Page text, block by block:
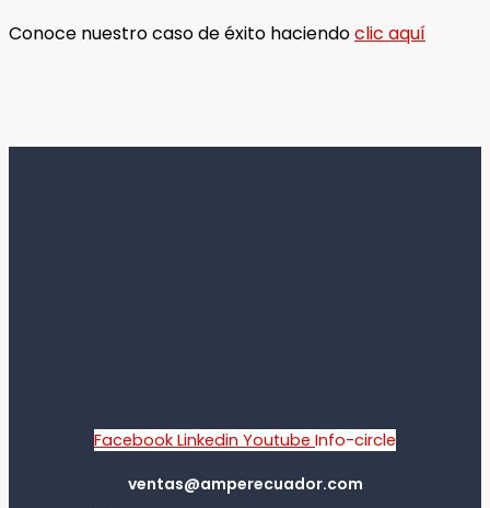
Conoce nuestro caso de éxito haciendoclic aquí
Facebook Linkedin Youtube Info-circle
ventas@amperecuador.com